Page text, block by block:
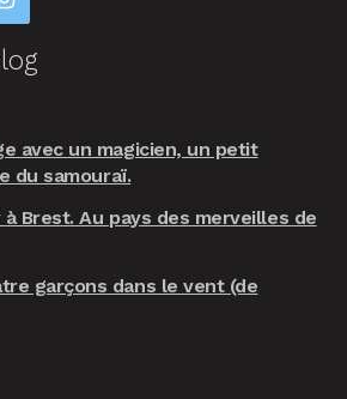
avec un magicien, un petit
du samouraï.
à Brest. Au pays des merveilles de
garçons dans le vent (de